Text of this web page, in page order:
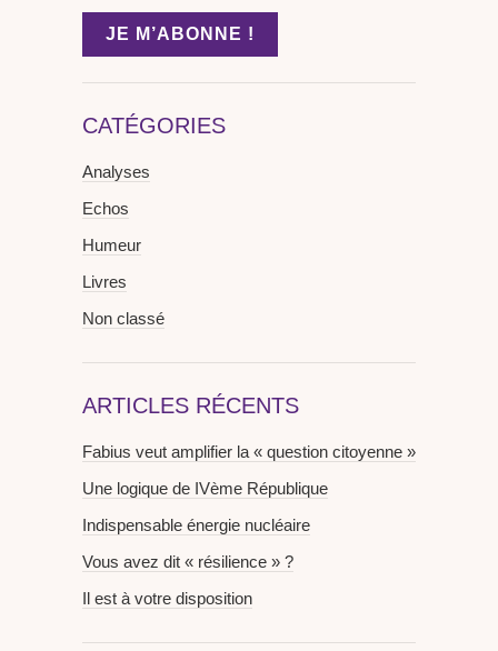
CATÉGORIES
Analyses
Echos
Humeur
Livres
Non classé
ARTICLES RÉCENTS
Fabius veut amplifier la « question citoyenne »
Une logique de IVème République
Indispensable énergie nucléaire
Vous avez dit « résilience » ?
Il est à votre disposition